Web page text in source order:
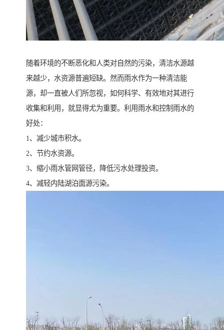
随着环境的不断恶化和人类对自然的污染，清洁水源越
来越少，水资源普遍短缺。然而雨水作为一种清洁能
源，却一直被人们所忽视，如何科学、有效地对其进行
收集和利用，就显得尤为重要。利用雨水和控制雨水的
好处：
1、减少城市积水。
2、节约水资源。
3、缩小雨水管网管径，降低污水处理投资。
4、减轻内陆湖泊面源污染。